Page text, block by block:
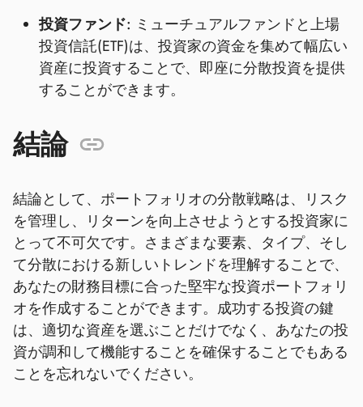
投資ファンド: ミューチュアルファンドと上場
投資信託(ETF)は、投資家の資金を集めて幅広い
資産に投資することで、即座に分散投資を提供
することができます。
結論
結論として、ポートフォリオの分散戦略は、リスク
を管理し、リターンを向上させようとする投資家に
とって不可欠です。さまざまな要素、タイプ、そし
て分散における新しいトレンドを理解することで、
あなたの財務目標に合った堅牢な投資ポートフォリ
オを作成することができます。成功する投資の鍵
は、適切な資産を選ぶことだけでなく、あなたの投
資が調和して機能することを確保することでもある
ことを忘れないでください。